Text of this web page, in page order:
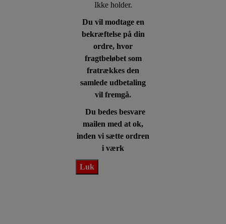
Ikke holder.
Du vil modtage en
bekræftelse på din
ordre, hvor
fragtbeløbet som
fratrækkes den
samlede udbetaling
vil fremgå.
Du bedes besvare
mailen med at ok,
inden vi sætte ordren
i værk
Luk